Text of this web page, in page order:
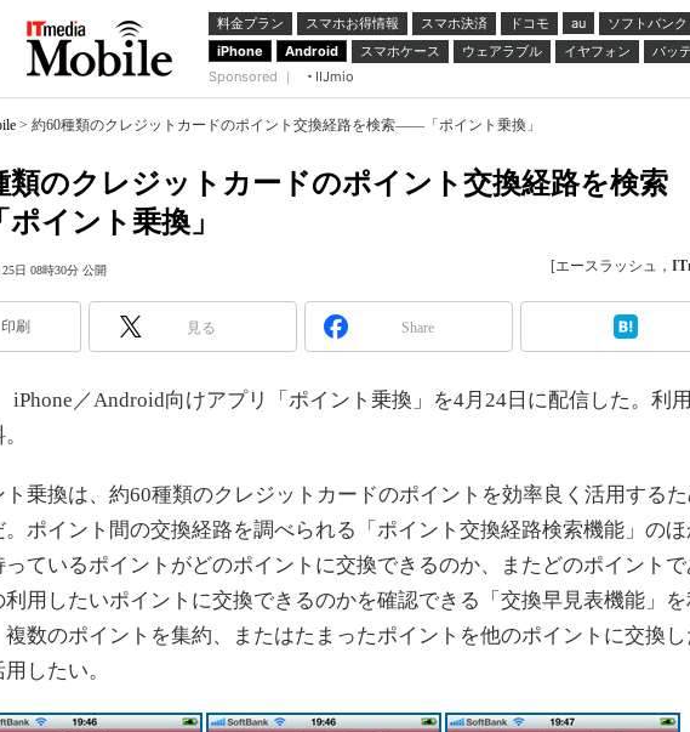
料金プラン スマホお得情報 スマホ決済 ドコモ au ソフトバンク
iPhone
Android スマホケース ウェアラブル イヤフォン バッ
Sponsored ｜
IIJmio
> 約60種類のクレジットカードのポイント交換経路を検索――「ポイント乗換」
類のクレジットカードのポイント交換経路を検索
イント乗換」
25日 08時30分 公開 [エースラッシュ，
印刷 見る Share
iPhone／Android向けアプリ「ポイント乗換」を4月24日に配信した。利
乗換は、約60種類のクレジットカードのポイントを効率良く活用する
。ポイント間の交換経路を調べられる「ポイント交換経路検索機能」のほ
っているポイントがどのポイントに交換できるのか、またどのポイント
利用したいポイントに交換できるのかを確認できる「交換早見表機能」を
複数のポイントを集約、またはたまったポイントを他のポイントに交換し
したい。